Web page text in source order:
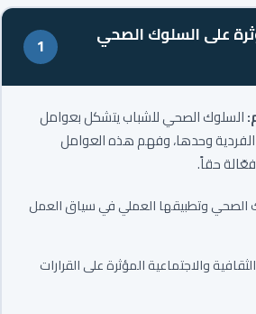
1
على السلوك الصحي
السلوك الصحي للشباب يتشكل بعوامل
وحدها، وفهم هذه العوامل
حقاً.
الصحي وتطبيقها العملي في سياق العمل
والاجتماعية المؤثرة على القرارات